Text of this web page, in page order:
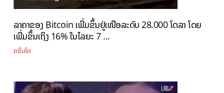
ລາຄາຂອງ Bitcoin ເພີ່ມຂຶ້ນຢູ່ເໜືອລະດັບ 28.000 ໂດລາ ໂດຍ
ເພີ່ມຂຶ້ນເຖິງ 16% ໃນໄລຍະ 7 ...
ຄຣິບໂຕ